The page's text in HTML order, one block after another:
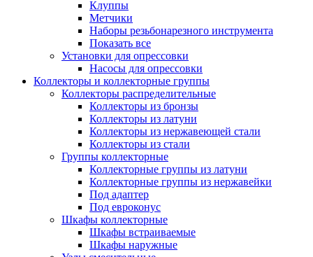
Клуппы
Метчики
Наборы резьбонарезного инструмента
Показать все
Установки для опрессовки
Насосы для опрессовки
Коллекторы и коллекторные группы
Коллекторы распределительные
Коллекторы из бронзы
Коллекторы из латуни
Коллекторы из нержавеющей стали
Коллекторы из стали
Группы коллекторные
Коллекторные группы из латуни
Коллекторные группы из нержавейки
Под адаптер
Под евроконус
Шкафы коллекторные
Шкафы встраиваемые
Шкафы наружные